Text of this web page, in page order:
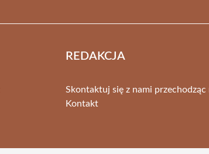
REDAKCJA
Skontaktuj się z nami przechodząc
Kontakt